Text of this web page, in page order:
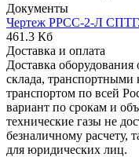
Документы
Чертеж РРСС-2-Л
461.3 Кб
Доставка и оплата
Доставка оборудования
склада,
транспортом по всей
вариант по срокам и
технические газы не
безналичному расчету,
для юридических лиц.